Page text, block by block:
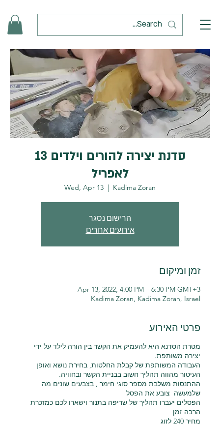
סדנת יצירה להורים וילדים 13
לאפריל
Wed, Apr 13
  |
Kadima Zoran
הרישום נסגר
אירועים אחרים
זמן ומיקום
Apr 13, 2022, 4:00 PM – 6:30 PM GMT+3
Kadima Zoran, Kadima Zoran, Israel
פרטי האירוע
מטרת הסדנא היא להעמיק את הקשר בין הורה לילד על ידי
יצירה משותפת.
העבודה המשותפת של קבלת החלטות, בחירת נושא ואופן
העיטור מהווה תהליך חשוב בבניית הקשר ובחוויה.
ההתנסות משלבת מספר סוגי חימר , בצבעים שונים מה
שלמעשה צובע את הפסל
הפסלים יעברו תהליך של שריפה בתנור וישארו לכם כמזכרת
הרבה זמן
מחיר 240 לזוג